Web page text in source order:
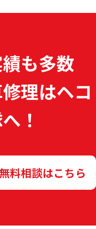
も多数
理はヘコ
！
無料相談はこちら